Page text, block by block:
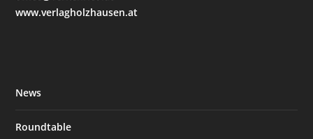
www.verlagholzhausen.at
News
Roundtable